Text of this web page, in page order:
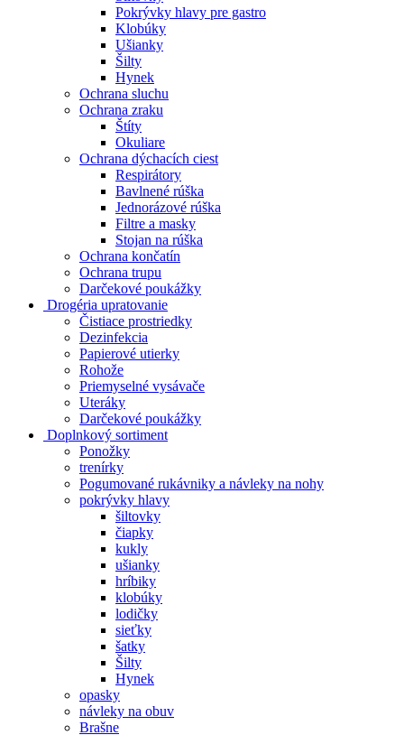
Pokrývky hlavy pre gastro
Klobúky
Ušianky
Šilty
Hynek
Ochrana sluchu
Ochrana zraku
Štíty
Okuliare
Ochrana dýchacích ciest
Respirátory
Bavlnené rúška
Jednorázové rúška
Filtre a masky
Stojan na rúška
Ochrana končatín
Ochrana trupu
Darčekové poukážky
Drogéria upratovanie
Čistiace prostriedky
Dezinfekcia
Papierové utierky
Rohože
Priemyselné vysávače
Uteráky
Darčekové poukážky
Doplnkový sortiment
Ponožky
trenírky
Pogumované rukávniky a návleky na nohy
pokrývky hlavy
šiltovky
čiapky
kukly
ušianky
hríbiky
klobúky
lodičky
sieťky
šatky
Šilty
Hynek
opasky
návleky na obuv
Brašne